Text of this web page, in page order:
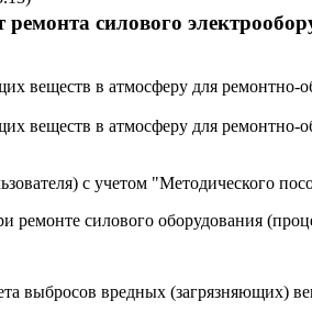
силового
веществ в атмосферу для
веществ в атмосферу для
с учетом "Методического
ремонте силового оборудования
выбросов вредных